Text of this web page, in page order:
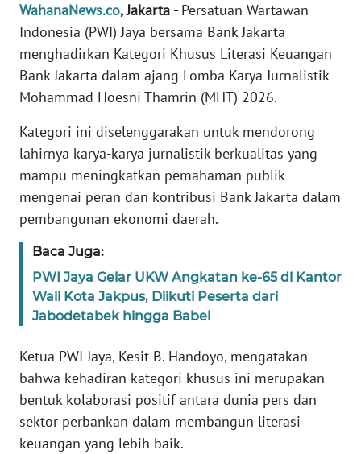
WahanaNews.co, Jakarta -Persatuan Wartawan
Indonesia (PWI) Jaya bersama Bank Jakarta
menghadirkan Kategori Khusus Literasi Keuangan
Bank Jakarta dalam ajang Lomba Karya Jurnalistik
Mohammad Hoesni Thamrin (MHT) 2026.
Kategori ini diselenggarakan untuk mendorong
lahirnya karya-karya jurnalistik berkualitas yang
mampu meningkatkan pemahaman publik
mengenai peran dan kontribusi Bank Jakarta dalam
pembangunan ekonomi daerah.
Baca Juga:
PWI Jaya Gelar UKW Angkatan ke-65 di Kantor
Wali Kota Jakpus, Diikuti Peserta dari
Jabodetabek hingga Babel
Ketua PWI Jaya, Kesit B. Handoyo, mengatakan
bahwa kehadiran kategori khusus ini merupakan
bentuk kolaborasi positif antara dunia pers dan
sektor perbankan dalam membangun literasi
keuangan yang lebih baik.
INDEKS
BERITA
KONTAK
KAMI
INFO
IKLAN
TENTANG
KAMI
PEDOMAN
MEDIA
SIBER
KARIR
DISCLAIMER